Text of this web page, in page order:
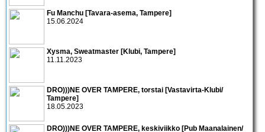
Fu Manchu [Tavara-asema, Tampere]
15.06.2024
Xysma, Sweatmaster [Klubi, Tampere]
11.11.2023
DRO)))NE OVER TAMPERE, torstai [Vastavirta-Klubi/
Tampere]
18.05.2023
DRO)))NE OVER TAMPERE, keskiviikko [Pub Maanalainen/